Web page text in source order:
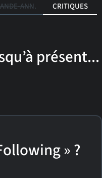
ANN. CRITIQUES
présent...
» ?